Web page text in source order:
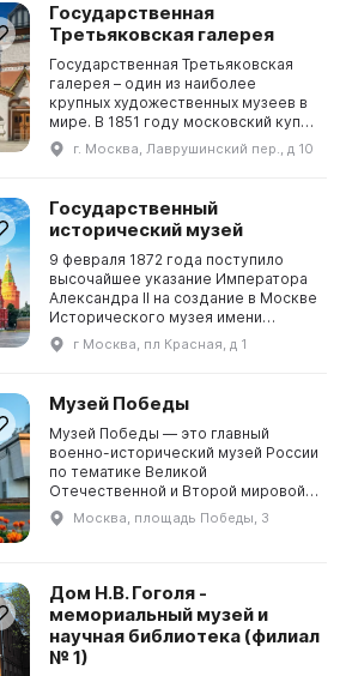
Государственная
Третьяковская галерея
Государственная Третьяковская
галерея – один из наиболее
крупных художественных музеев в
мире. В 1851 году московский купец
Павел Третьяков купил здание на
Лаврушинском переулке и через
русской художественной школы. В
коллекцию он внес произведения
таких художников, ка...
г. Москва, Лаврушинский пер., д 10
Государственный
исторический музей
9 февраля 1872 года поступило
высочайшее указание Императора
Александра II на создание в Москве
Исторического музея имени
Цесаревича Александра
Александровича. Эта дата является
крупнейших национальных
исторических музеев России,
Государственного исторического
музея. В 2022-...
г Москва, пл Красная, д 1
Музей Победы
Музей Победы — это главный
военно-исторический музей России
по тематике Великой
Отечественной и Второй мировой
войн, один из крупнейших военно-
исторических музеев мира,
просветительский центр. Сегодня
музей является одним из ведущих
институтов ...
Москва, площадь Победы, 3
Дом Н.В. Гоголя -
мемориальный музей и
научная библиотека (филиал
№ 1)